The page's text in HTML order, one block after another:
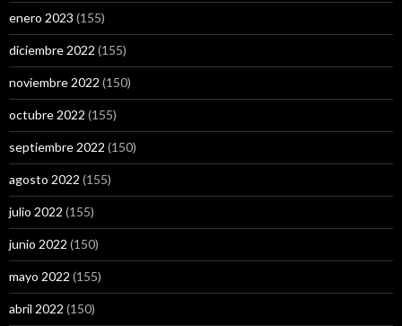
enero 2023 (155)
diciembre 2022 (155)
noviembre 2022 (150)
octubre 2022 (155)
septiembre 2022 (150)
agosto 2022 (155)
julio 2022 (155)
junio 2022 (150)
mayo 2022 (155)
abril 2022 (150)